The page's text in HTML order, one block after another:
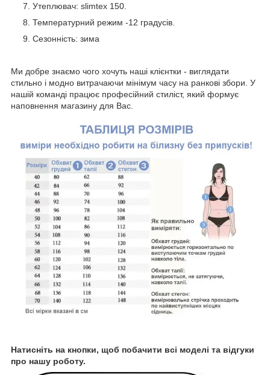
Утеплювач: slimtex 150.
Температурний режим -12 градусів.
Сезонність: зима
Ми добре знаємо чого хочуть наші клієнтки - виглядати
стильно і модно витрачаючи мінімум часу на ранкові збори. У
нашій команді працює професійний стиліст, який формує
наповнення магазину для Вас.
Натисніть на кнопки, щоб побачити всі моделі та відгуки
про нашу роботу.